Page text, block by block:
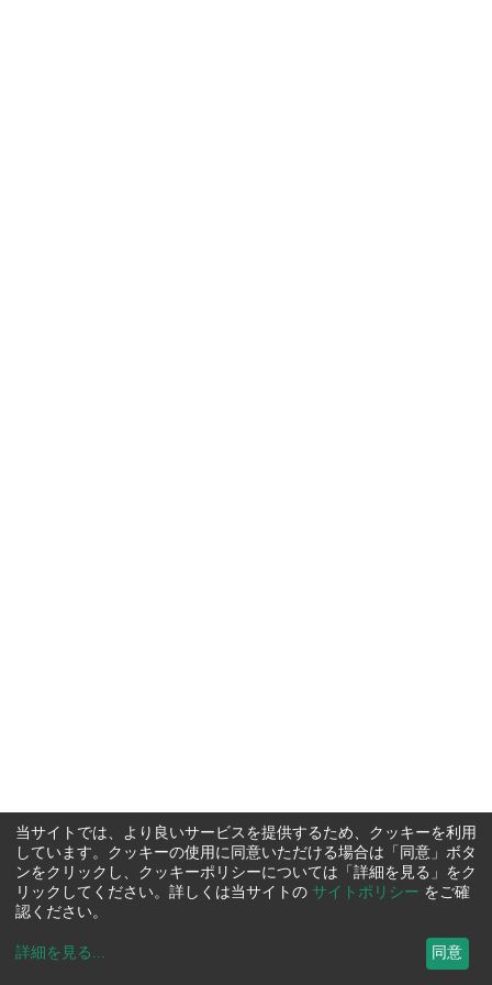
当サイトでは、より良いサービスを提供するため、クッキーを利用
しています。クッキーの使用に同意いただける場合は「同意」ボタ
ンをクリックし、クッキーポリシーについては「詳細を見る」をク
リックしてください。詳しくは当サイトの サイトポリシー をご確
認ください。
詳細を見る ... 同意